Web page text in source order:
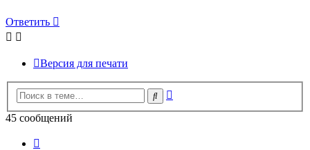
Ответить
Версия для печати
Поиск
45 сообщений